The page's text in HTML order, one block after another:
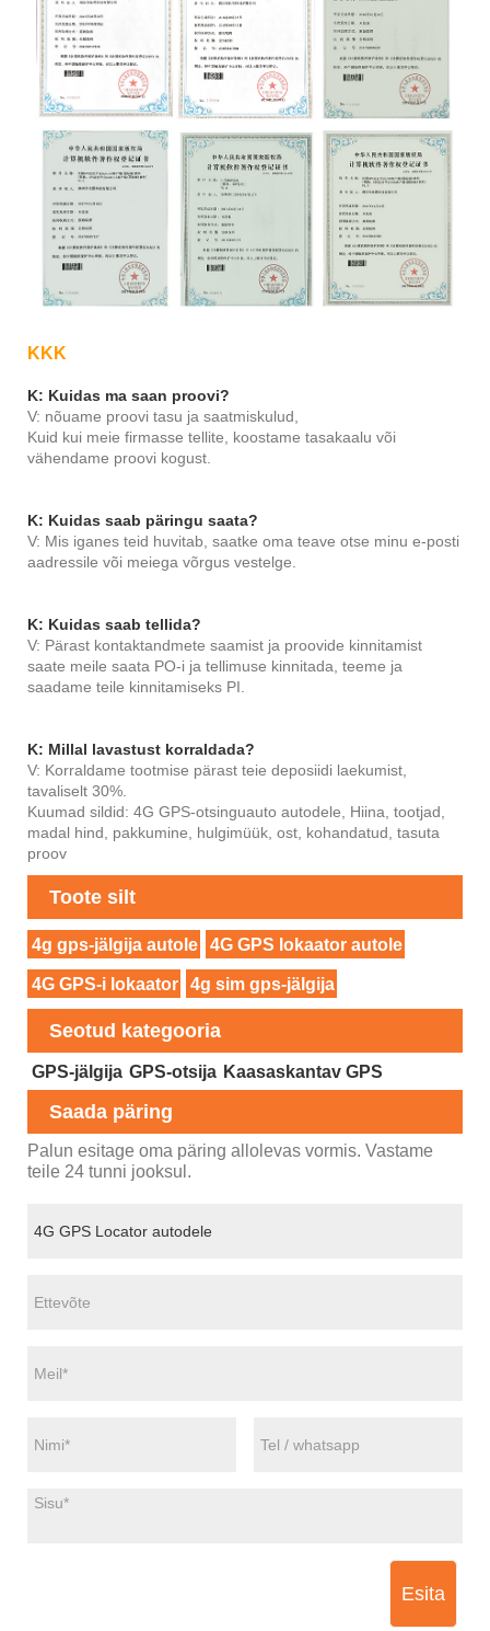
KKK
K: Kuidas ma saan proovi?
V: nõuame proovi tasu ja saatmiskulud,
Kuid kui meie firmasse tellite, koostame tasakaalu või
vähendame proovi kogust.
K: Kuidas saab päringu saata?
V: Mis iganes teid huvitab, saatke oma teave otse minu e-posti
aadressile või meiega võrgus vestelge.
K: Kuidas saab tellida?
V: Pärast kontaktandmete saamist ja proovide kinnitamist
saate meile saata PO-i ja tellimuse kinnitada, teeme ja
saadame teile kinnitamiseks PI.
K: Millal lavastust korraldada?
V: Korraldame tootmise pärast teie deposiidi laekumist,
tavaliselt 30%.
Kuumad sildid: 4G GPS-otsinguauto autodele, Hiina, tootjad,
madal hind, pakkumine, hulgimüük, ost, kohandatud, tasuta
proov
Toote silt
4g gps-jälgija autole 4G GPS lokaator autole
4G GPS-i lokaator 4g sim gps-jälgija
Seotud kategooria
GPS-jälgija GPS-otsija Kaasaskantav GPS
Saada päring
Palun esitage oma päring allolevas vormis. Vastame
teile 24 tunni jooksul.
Esita